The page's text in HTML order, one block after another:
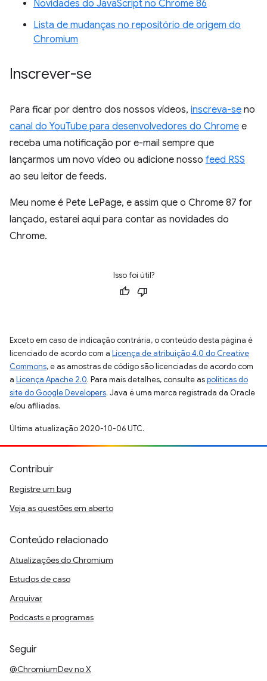
Novidades do JavaScript no Chrome 86
Lista de mudanças no repositório de origem do
Chromium
Inscrever-se
Para ficar por dentro dos nossos vídeos, inscreva-se no
canal do YouTube para desenvolvedores do Chrome e
receba uma notificação por e-mail sempre que
lançarmos um novo vídeo ou adicione nosso feed RSS
ao seu leitor de feeds.
Meu nome é Pete LePage, e assim que o Chrome 87 for
lançado, estarei aqui para contar as novidades do
Chrome.
Isso foi útil?
Exceto em caso de indicação contrária, o conteúdo desta página é
licenciado de acordo com a Licença de atribuição 4.0 do Creative
Commons, e as amostras de código são licenciadas de acordo com
a Licença Apache 2.0. Para mais detalhes, consulte aspolíticas do
site do Google Developers. Java é uma marca registrada da Oracle
e/ou afiliadas.
Última atualização 2020-10-06 UTC.
Contribuir
Registre um bug
Veja as questões em aberto
Conteúdo relacionado
Atualizações do Chromium
Estudos de caso
Arquivar
Podcasts e programas
Seguir
@ChromiumDev no X